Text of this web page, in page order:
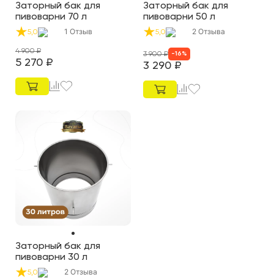
Заторный бак для
пивоварни 70 л
5,0 1 Отзыв
5 270 ₽
4 900₽
Заторный бак для
пивоварни 50 л
5,0 2 Отзыва
3 290 ₽
3 900₽ -16 %
Заторный бак для
пивоварни 30 л
5,0 2 Отзыва